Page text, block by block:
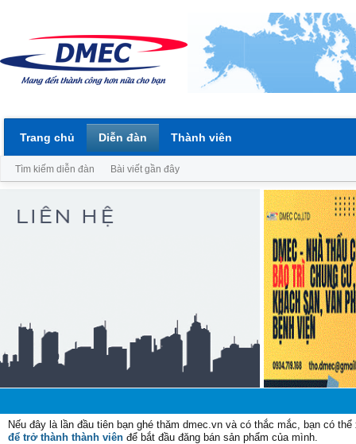
Nếu đây là lần đầu tiên bạn ghé thăm dmec.vn và có thắc mắc, bạn có
để trở thành thành viên để bắt đầu đăng bán sản phẩm của mình.
Trang chủ Diễn đàn
Tìm kiếm diễn đàn Bài viết gần đây
Thành viên